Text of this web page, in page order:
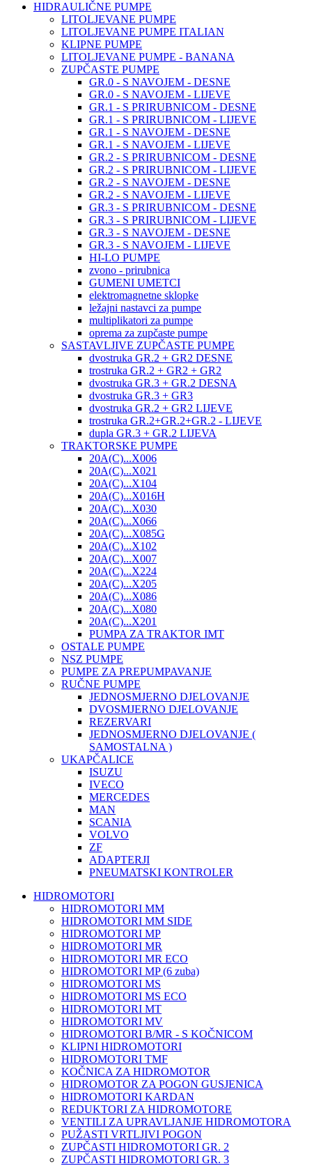
HIDRAULIČNE PUMPE
LITOLJEVANE PUMPE
LITOLJEVANE PUMPE ITALIAN
KLIPNE PUMPE
LITOLJEVANE PUMPE - BANANA
ZUPČASTE PUMPE
GR.0 - S NAVOJEM - DESNE
GR.0 - S NAVOJEM - LIJEVE
GR.1 - S PRIRUBNICOM - DESNE
GR.1 - S PRIRUBNICOM - LIJEVE
GR.1 - S NAVOJEM - DESNE
GR.1 - S NAVOJEM - LIJEVE
GR.2 - S PRIRUBNICOM - DESNE
GR.2 - S PRIRUBNICOM - LIJEVE
GR.2 - S NAVOJEM - DESNE
GR.2 - S NAVOJEM - LIJEVE
GR.3 - S PRIRUBNICOM - DESNE
GR.3 - S PRIRUBNICOM - LIJEVE
GR.3 - S NAVOJEM - DESNE
GR.3 - S NAVOJEM - LIJEVE
HI-LO PUMPE
zvono - prirubnica
GUMENI UMETCI
elektromagnetne sklopke
ležajni nastavci za pumpe
multiplikatori za pumpe
oprema za zupčaste pumpe
SASTAVLJIVE ZUPČASTE PUMPE
dvostruka GR.2 + GR2 DESNE
trostruka GR.2 + GR2 + GR2
dvostruka GR.3 + GR.2 DESNA
dvostruka GR.3 + GR3
dvostruka GR.2 + GR2 LIJEVE
trostruka GR.2+GR.2+GR.2 - LIJEVE
dupla GR.3 + GR.2 LIJEVA
TRAKTORSKE PUMPE
20A(C)...X006
20A(C)...X021
20A(C)...X104
20A(C)...X016H
20A(C)...X030
20A(C)...X066
20A(C)...X085G
20A(C)...X102
20A(C)...X007
20A(C)...X224
20A(C)...X205
20A(C)...X086
20A(C)...X080
20A(C)...X201
PUMPA ZA TRAKTOR IMT
OSTALE PUMPE
NSZ PUMPE
PUMPE ZA PREPUMPAVANJE
RUČNE PUMPE
JEDNOSMJERNO DJELOVANJE
DVOSMJERNO DJELOVANJE
REZERVARI
JEDNOSMJERNO DJELOVANJE (
SAMOSTALNA )
UKAPČALICE
ISUZU
IVECO
MERCEDES
MAN
SCANIA
VOLVO
ZF
ADAPTERJI
PNEUMATSKI KONTROLER
HIDROMOTORI
HIDROMOTORI MM
HIDROMOTORI MM SIDE
HIDROMOTORI MP
HIDROMOTORI MR
HIDROMOTORI MR ECO
HIDROMOTORI MP (6 zuba)
HIDROMOTORI MS
HIDROMOTORI MS ECO
HIDROMOTORI MT
HIDROMOTORI MV
HIDROMOTORI B/MR - S KOČNICOM
KLIPNI HIDROMOTORI
HIDROMOTORI TMF
KOČNICA ZA HIDROMOTOR
HIDROMOTOR ZA POGON GUSJENICA
HIDROMOTORI KARDAN
REDUKTORI ZA HIDROMOTORE
VENTILI ZA UPRAVLJANJE HIDROMOTORA
PUŽASTI VRTLJIVI POGON
ZUPČASTI HIDROMOTORI GR. 2
ZUPČASTI HIDROMOTORI GR. 3